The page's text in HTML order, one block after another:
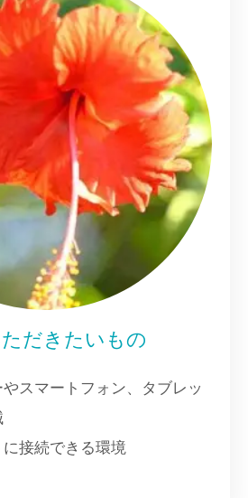
だきたいもの
スマートフォン、タブレッ
接続できる環境